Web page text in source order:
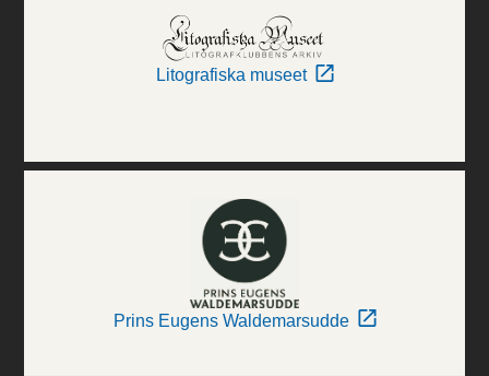
Litografiska museet
Prins Eugens Waldemarsudde